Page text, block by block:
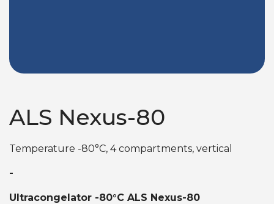
ALS Nexus-80
Temperature -80°C, 4 compartments, vertical
-
Ultracongelator -80°C ALS Nexus-80